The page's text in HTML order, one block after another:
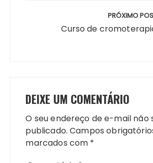
PRÓXIMO
Curso de
DEIXE UM COMENTÁRIO
O seu endereço de e-mail não
publicado. Campos
marcados com *